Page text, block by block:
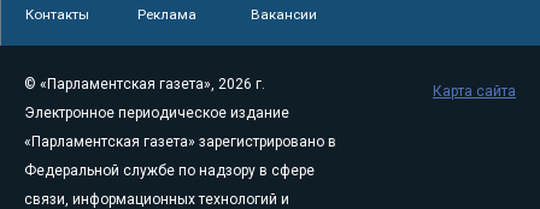
Контакты Реклама Вакансии
© «Парламентская газета», 2026 г.
Электронное периодическое издание
«Парламентская газета» зарегистрировано в
Федеральной службе по надзору в сфере
связи, информационных технологий и
Карта сайта